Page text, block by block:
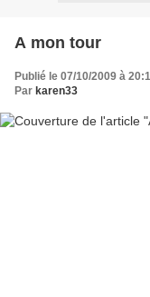
A mon tour
Publié le 07/10/2009 à
Par karen33